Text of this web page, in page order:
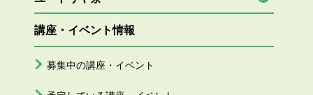
講座・イベント情報
募集中の講座・イベント